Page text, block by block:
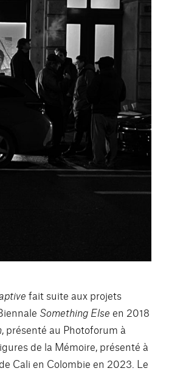
fait suite aux projets
Something Else en 2018
, présenté au Photoforum à
de la Mémoire, présenté à
Cali en Colombie en 2023. Le